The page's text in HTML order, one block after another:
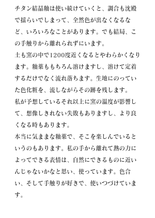
チタン結晶釉は使い続けていくと、調合も沈殿
で揺らいでしまって、全然色が出なくなるな
ど、いろいろなことがあります。でも結局、こ
の手触りから離れられずにいます。
土も窯の中で1200度近くなるとやわらかくなり
ます。釉薬ももちろん溶けますし、溶けて定着
するだけでなく流れ落ちます。生地にのってい
た色化粧を、流しながらその跡を残します。
私が予想しているそれ以上に窯の温度が影響し
て、想像しきれない失敗もありますし、より良
くなる時もあります。
本当に気ままな釉薬で、そこを楽しんでいると
いうのもあります。私の手から離れて熱の力に
よってできる表情は、自然にできるものに近い
んじゃないかなと思い、使っています。色合
い、そして手触りが好きで、使いつづけていま
す。